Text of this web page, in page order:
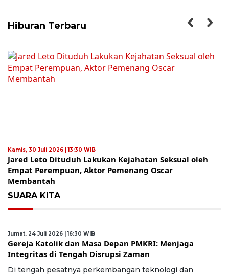
Hiburan Terbaru
Kamis, 30 Juli 2026 | 13:30 WIB
Jared Leto Dituduh Lakukan Kejahatan Seksual oleh
Empat Perempuan, Aktor Pemenang Oscar
Membantah
SUARA KITA
Jumat, 24 Juli 2026 | 16:30 WIB
Gereja Katolik dan Masa Depan PMKRI: Menjaga
Integritas di Tengah Disrupsi Zaman
Di tengah pesatnya perkembangan teknologi dan